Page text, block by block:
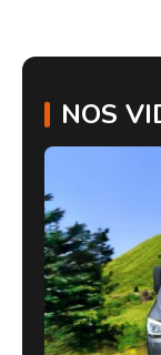
NOS